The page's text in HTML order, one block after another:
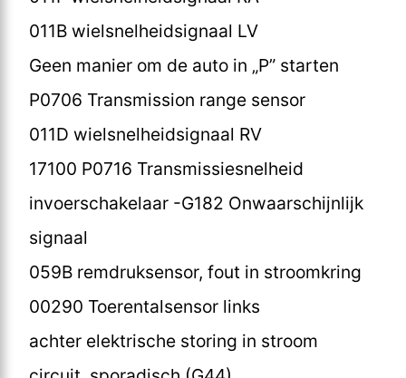
011B wielsnelheidsignaal LV
Geen manier om de auto in „P” starten
P0706 Transmission range sensor
011D wielsnelheidsignaal RV
17100 P0716 Transmissiesnelheid
invoerschakelaar -G182 Onwaarschijnlijk
signaal
059B remdruksensor, fout in stroomkring
00290 Toerentalsensor links
achter elektrische storing in stroom